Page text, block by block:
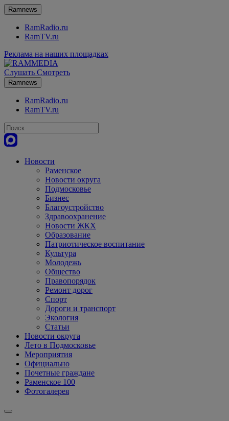
Ramnews
RamRadio.ru
RamTV.ru
Реклама на наших площадках
Слушать Смотреть
Ramnews
RamRadio.ru
RamTV.ru
Новости
Раменское
Новости округа
Подмосковье
Бизнес
Благоустройство
Здравоохранение
Новости ЖКХ
Образование
Патриотическое воспитание
Культура
Молодежь
Общество
Правопорядок
Ремонт дорог
Спорт
Дороги и транспорт
Экология
Статьи
Новости округа
Лето в Подмосковье
Мероприятия
Официально
Почетные граждане
Раменское 100
Фотогалерея